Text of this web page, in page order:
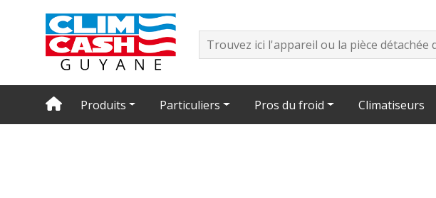
Produits Particuliers Pros du froid Climatiseurs